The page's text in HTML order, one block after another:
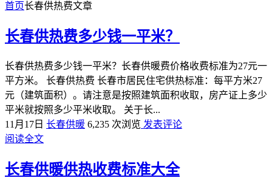
首页长春供热费文章
长春供热费多少钱一平米？
长春供热费多少钱一平米？长春供暖费价格收费标准为27元一
平方米。 长春供热费 长春市居民住宅供热标准：每平方米27
元（建筑面积）。请注意是按照建筑面积收取，房产证上多少
平米就按照多少平米收取。 关于长...
11月17日 长春供暖 6,235 次浏览 发表评论
阅读全文
长春供暖供热收费标准大全